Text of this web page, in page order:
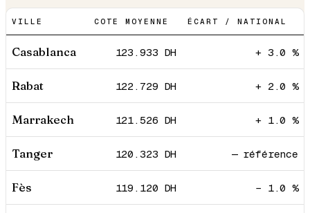
VILLE COTE MOYENNE ÉCART / NATIONAL
Casablanca 123.933 DH + 3.0 %
Rabat 122.729 DH + 2.0 %
Marrakech 121.526 DH + 1.0 %
Tanger 120.323 DH — référence
Fès 119.120 DH − 1.0 %